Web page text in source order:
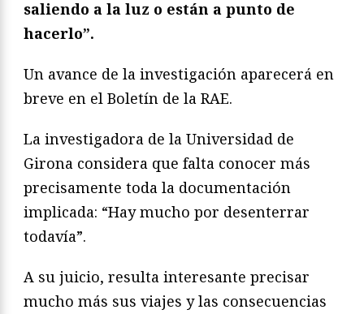
saliendo a la luz o están a punto de
hacerlo”.
Un avance de la investigación aparecerá en
breve en el Boletín de la RAE.
La investigadora de la Universidad de
Girona considera que falta conocer más
precisamente toda la documentación
implicada: “Hay mucho por desenterrar
todavía”.
A su juicio, resulta interesante precisar
mucho más sus viajes y las consecuencias